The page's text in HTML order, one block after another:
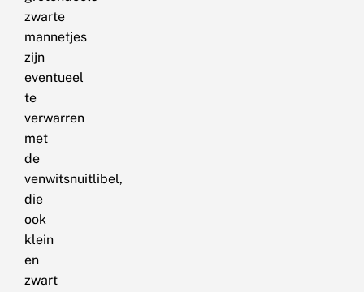
zwarte
mannetjes
zijn
eventueel
te
verwarren
met
de
venwitsnuitlibel,
die
ook
klein
en
zwart